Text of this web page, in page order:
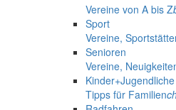
Vereine von A bis Z
Sport
Vereine,
Senioren
Vereine,
Kinder+Jugendliche
Tipps für Familien